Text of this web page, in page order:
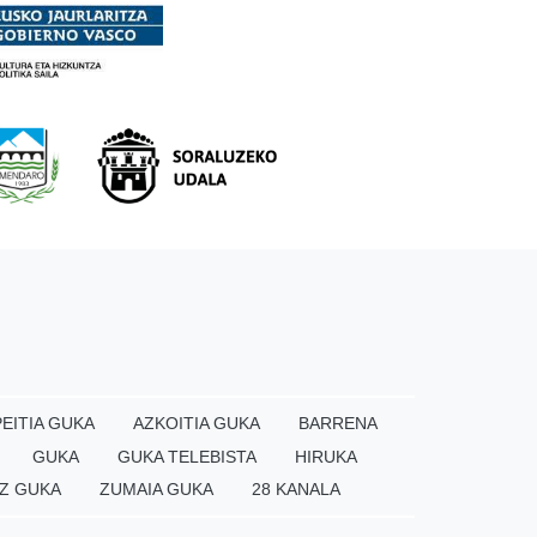
GUKA AZKOITIA GUKA
BARRENA
GUKA
GUKA TELEBISTA
HIRUKA
GUKA
ZUMAIA GUKA 28 KANALA